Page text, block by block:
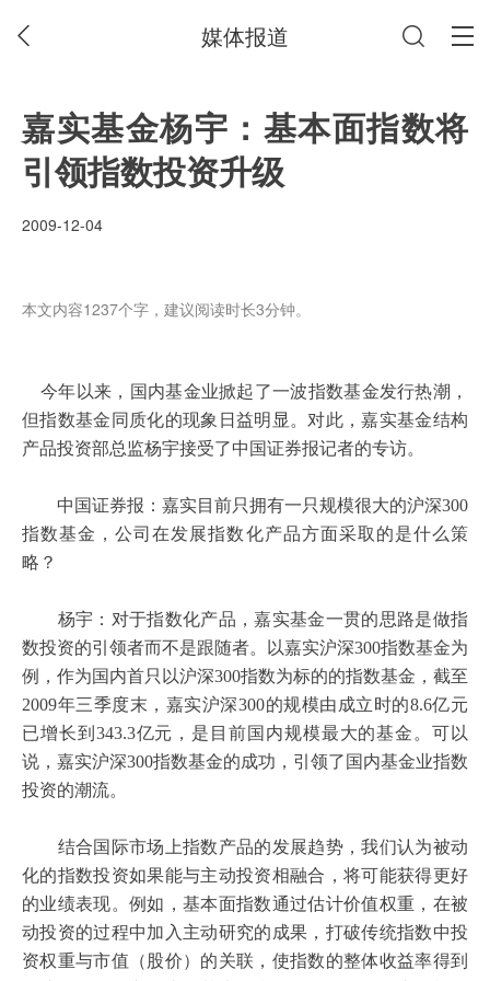
媒体报道
嘉实基金杨宇：基本面指数将
引领指数投资升级
2009-12-04
本文内容1237个字，建议阅读时长3分钟。
今年以来，国内基金业掀起了一波指数基金发行热潮，
但指数基金同质化的现象日益明显。对此，嘉实基金结构
产品投资部总监杨宇接受了中国证券报记者的专访。
中国证券报：嘉实目前只拥有一只规模很大的沪深300
指数基金，公司在发展指数化产品方面采取的是什么策
略？
杨宇：对于指数化产品，嘉实基金一贯的思路是做指
数投资的引领者而不是跟随者。以嘉实沪深300指数基金为
例，作为国内首只以沪深300指数为标的的指数基金，截至
2009年三季度末，嘉实沪深300的规模由成立时的8.6亿元
已增长到 343.3亿元，是目前国内规模最大的基金。可以
说，嘉实沪深300指数基金的成功，引领了国内基金业指数
投资的潮流。
结合国际市场上指数产品的发展趋势，我们认为被动
化的指数投资如果能与主动投资相融合，将可能获得更好
的业绩表现。例如，基本面指数通过估计价值权重，在被
动投资的过程中加入主动研究的成果，打破传统指数中投
资权重与市值（股价）的关联，使指数的整体收益率得到